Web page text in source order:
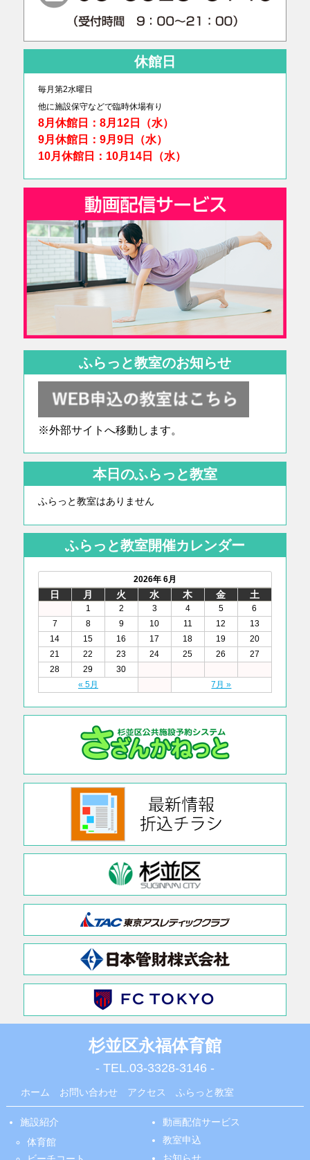
休館日
毎月第2水曜日
他に施設保守などで臨時休場有り
8月休館日：8月12日（水）
9月休館日：9月9日（水）
10月休館日：10月14日（水）
ふらっと教室のお知らせ
※外部サイトへ移動します。
本日のふらっと教室
ふらっと教室はありません
ふらっと教室開催カレンダー
2026年 6月
日 月 火 水 木 金 土
1 2 3 4 5
6
7
8 9 10 11 12
13
14
15 16 17 18 19
20
21
22 23 24 25 26
27
28
29
30
« 5月
7月 »
杉並区永福体育館
- TEL.03-3328-3146 -
ホーム お問い合わせ アクセス ふらっと教室
施設紹介
体育館
動画配信サービス
教室申込